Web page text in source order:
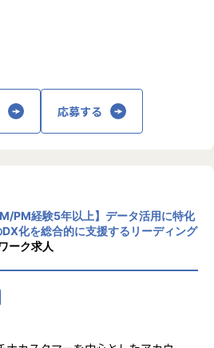
など、幅広い経験に基づくスキル
り取りをする立場であり、要件
本社と同様で、大手企業を中心
推進に触れる機会も多く、東京で
市場の成長性にこたえるための採
由とした就業の制限をなくし、
ラットフォーム案件の中核とな
コープを拡張しています。
大手企業となっており、30年以
門性と技術力、高度な分析ノ
ため、私たちは「プロフェッショ
の大衆化」をミッションとして
す。高い専門性を持った技術
から得られた多様性のある高度
イクオリティ＆ローコストで提
、企業の競争優位確保に貢献す
ちは使命としております。
応募する
PM経験5年以上】データ活用に特化
化を総合的に支援するリーディング
ーク求人